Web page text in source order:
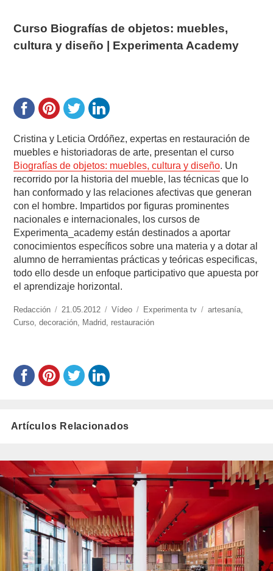
Curso Biografías de objetos: muebles,
cultura y diseño | Experimenta Academy
Cristina y Leticia Ordóñez, expertas en restauración de
muebles e historiadoras de arte, presentan el curso
Biografías de objetos: muebles, cultura y diseño. Un
recorrido por la historia del mueble, las técnicas que lo
han conformado y las relaciones afectivas que generan
con el hombre. Impartidos por figuras prominentes
nacionales e internacionales, los cursos de
Experimenta_academy están destinados a aportar
conocimientos específicos sobre una materia y a dotar al
alumno de herramientas prácticas y teóricas especificas,
todo ello desde un enfoque participativo que apuesta por
el aprendizaje horizontal.
https://www.experimenta.es/author/redaccion/
Redacción
Publicado
el
21.05.2012 Formato
Vídeo Categorías
Experimenta tv Etiquetas
artesanía
Curso ,decoración Madrid restauración
Artículos Relacionados